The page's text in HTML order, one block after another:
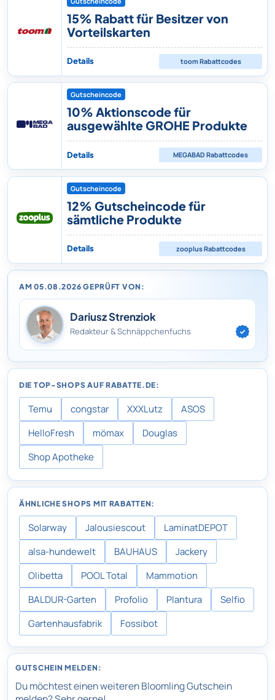
AM 05.08.2026 GEPRÜFT VON:
Dariusz Strenziok
Redakteur & Schnäppchenfuchs
DIE TOP-SHOPS AUF RABATTE.DE:
Temu congstar XXXLutz
ASOS
HelloFresh
mömax
Douglas
Shop Apotheke
ÄHNLICHE SHOPS MIT RABATTEN:
Solarway Jalousiescout
LaminatDEPOT
alsa-hundewelt
BAUHAUS
Jackery
Olibetta
POOL Total
Mammotion
BALDUR-Garten
Profolio Plantura
Selfio
Gartenhausfabrik
Fossibot
GUTSCHEIN MELDEN:
Du möchtest einen weiteren Bloomling Gutschein
15% Rabatt für Besitzer von
Vorteilskarten
Details toomRabattcodes
Gutscheincode
10% Aktionscode für
ausgewählte GROHE Produkte
Details MEGABAD Rabattcodes
Gutscheincode
12% Gutscheincode für
sämtliche Produkte
Details zooplusRabattcodes